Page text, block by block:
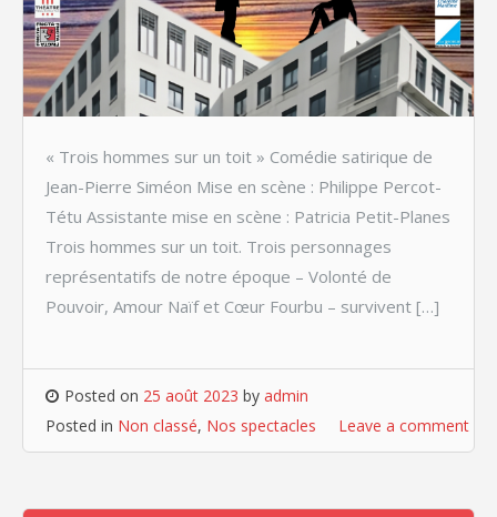
« Trois hommes sur un toit » Comédie satirique de
Jean-Pierre Siméon Mise en scène : Philippe Percot-
Tétu Assistante mise en scène : Patricia Petit-Planes
Trois hommes sur un toit. Trois personnages
représentatifs de notre époque – Volonté de
Pouvoir, Amour Naïf et Cœur Fourbu – survivent […]
Posted on 25 août 2023 by admin
Posted in Non classé, Nos spectacles Leave a comment